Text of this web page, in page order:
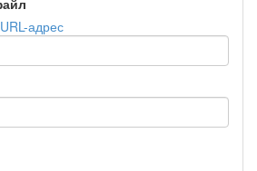
адрес